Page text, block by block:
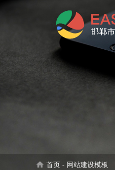
home 首页 - 网站建设模板